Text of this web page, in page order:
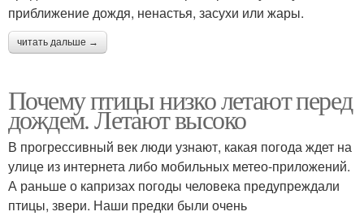
приближение дождя, ненастья, засухи или жары.
читать дальше →
Почему птицы низко летают перед
дождем. Летают высоко
В прогрессивный век люди узнают, какая погода ждет на
улице из интернета либо мобильных метео-приложений.
А раньше о капризах погоды человека предупреждали
птицы, звери. Наши предки были очень